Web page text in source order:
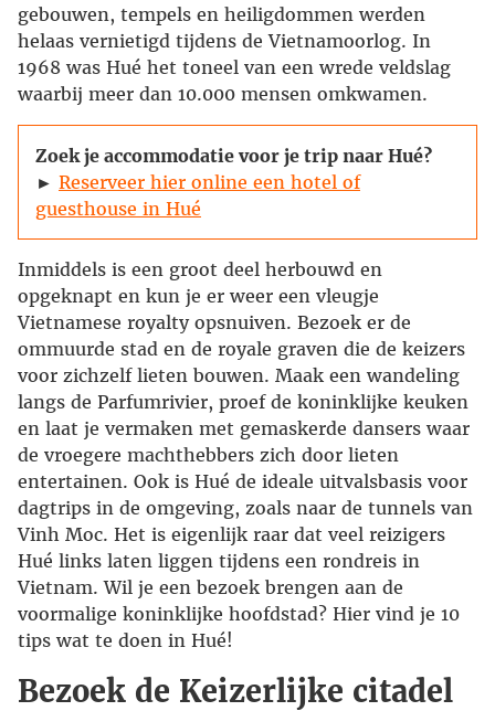
gebouwen, tempels en heiligdommen werden
helaas vernietigd tijdens de Vietnamoorlog. In
1968 was Hué het toneel van een wrede veldslag
waarbij meer dan 10.000 mensen omkwamen.
Zoek je accommodatie voor je trip naar Hué?
► Reserveer hier online een hotel of
guesthouse in Hué
Inmiddels is een groot deel herbouwd en
opgeknapt en kun je er weer een vleugje
Vietnamese royalty opsnuiven. Bezoek er de
ommuurde stad en de royale graven die de keizers
voor zichzelf lieten bouwen. Maak een wandeling
langs de Parfumrivier, proef de koninklijke keuken
en laat je vermaken met gemaskerde dansers waar
de vroegere machthebbers zich door lieten
entertainen. Ook is Hué de ideale uitvalsbasis voor
dagtrips in de omgeving, zoals naar de tunnels van
Vinh Moc. Het is eigenlijk raar dat veel reizigers
Hué links laten liggen tijdens een rondreis in
Vietnam. Wil je een bezoek brengen aan de
voormalige koninklijke hoofdstad? Hier vind je 10
tips wat te doen in Hué!
Bezoek de Keizerlijke citadel